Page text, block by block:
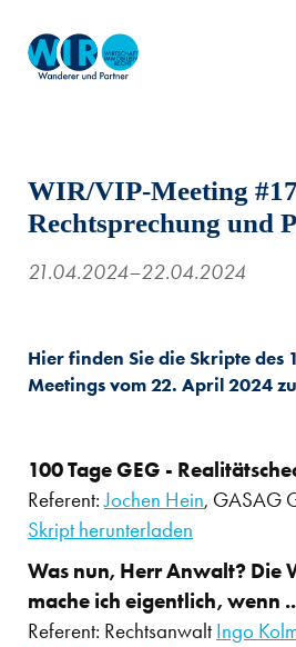
WIR/VIP-Meeting
Rechtsprechung und
21.04.2024–22.04.2024
Hier finden Sie die Skripte des
Meetings vom 22. April 2024
100 Tage GEG -
Referent:Jochen Hein, GASAG
Skript herunterladen
Was nun, Herr Anwalt? Die
mache ich eigentlich, wenn
Referent: Rechtsanwalt Ingo